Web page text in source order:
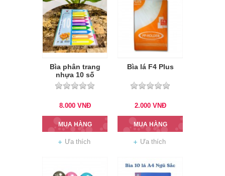
Bìa phân trang
nhựa 10 số
8.000 VNĐ
MUA HÀNG
Ưa thích
Bìa lá F4 Plus
2.000 VNĐ
MUA HÀNG
Ưa thích